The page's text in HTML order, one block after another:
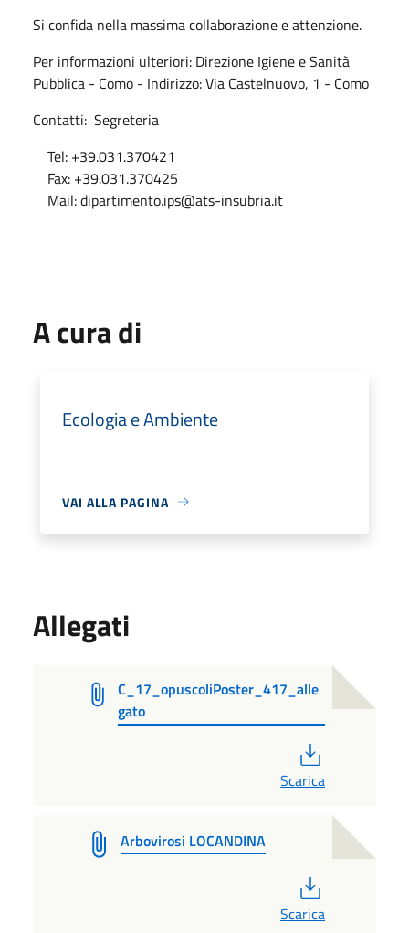
Si confida nella massima collaborazione e attenzione.
Per informazioni ulteriori: Direzione Igiene e Sanità
Pubblica - Como - Indirizzo: Via Castelnuovo, 1 - Como
Contatti: Segreteria
Tel: +39.031.370421
Fax: +39.031.370425
Mail: dipartimento.ips@ats-insubria.it
A cura di
Ecologia e Ambiente
VAI ALLA PAGINA
Allegati
C_17_opuscoliPoster_417_alle
gato
Scarica
Arbovirosi LOCANDINA
Scarica